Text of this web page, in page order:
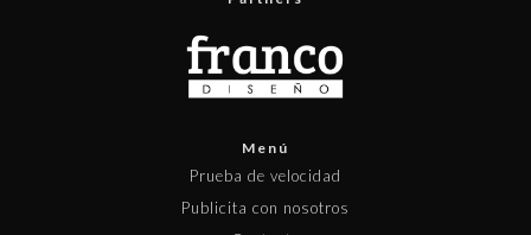
Menú
Prueba de velocidad
Publicita con nosotros